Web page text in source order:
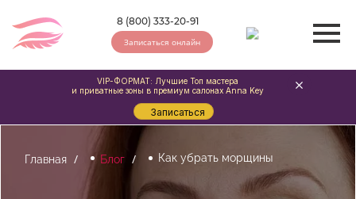
8 (800) 333-20-91
Записаться онлайн
Главная Блог Как убрать морщины
VIP-ФОРМАТ: Лучшие Топ мастера
и приватные зоны в премиум салонах Anna Key
Записаться